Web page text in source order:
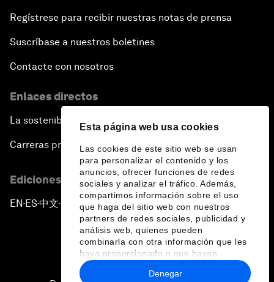
Esta página web usa cookies
Las cookies de este sitio web se usan
para personalizar el contenido y los
anuncios, ofrecer funciones de redes
sociales y analizar el tráfico. Además,
compartimos información sobre el uso
que haga del sitio web con nuestros
partners de redes sociales, publicidad y
análisis web, quienes pueden
combinarla con otra información que les
haya proporcionado o que hayan
recopilado a partir del uso que haya
hecho de sus servicios.
Denegar
Regístrese para recibir nuestras notas de prensa
Suscríbase a nuestros boletines
Contacte con nosotros
Enlaces directos
La sostenibilidad en el Foro
Carreras profesionales
Ediciones en otros idiomas
EN ▪ES▪中文▪ 日本語